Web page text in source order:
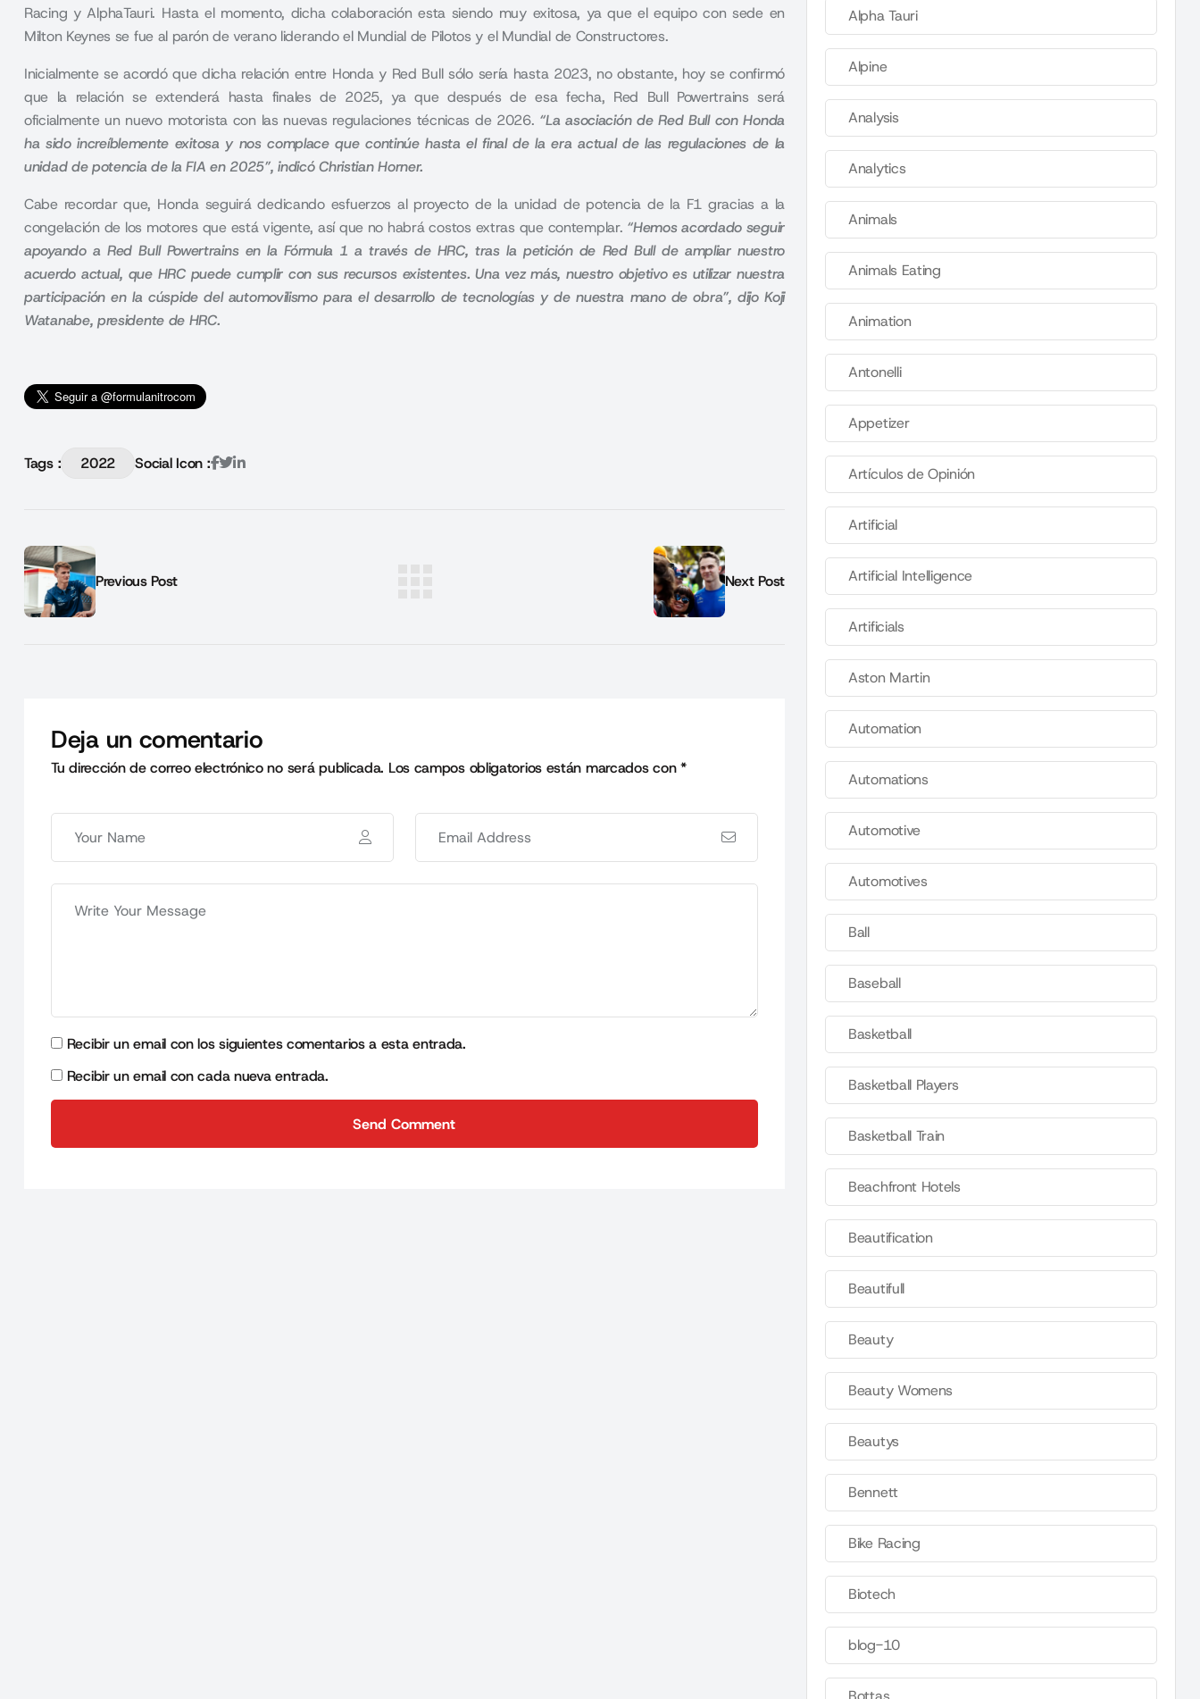
Racing yAlphaTauri. Hasta el momento, dicha colaboración esta siendo muy exitosa, ya que el equipo con sede en
Milton Keynes se fue al parón de verano liderando el Mundial de Pilotos y el Mundial de Constructores.
Inicialmente se acordó que dicha relación entre Honda y Red Bull sólo sería hasta 2023, no obstante, hoy se confirmó
que la relación se extenderá hasta finales de 2025, ya que después de esa fecha, Red Bull Powertrains será
oficialmente un nuevo motorista con las nuevas regulaciones técnicas de 2026. “La asociación de Red Bull con Honda
ha sido increíblemente exitosa y nos complace que continúe hasta el final de la era actual de las regulaciones de la
unidad de potencia de la FIA en 2025”, indicó Christian Horner.
Cabe recordar que, Honda seguirá dedicando esfuerzos al proyecto de la unidad de potencia de la F1 gracias a la
congelación de los motores que está vigente, así que no habrá costos extras que contemplar. “Hemos acordado seguir
apoyando a Red Bull Powertrains en la Fórmula 1 a través de HRC, tras la petición de Red Bull de ampliar nuestro
acuerdo actual, que HRC puede cumplir con sus recursos existentes. Una vez más, nuestro objetivo es utilizar nuestra
participación en la cúspide del automovilismo para el desarrollo de tecnologías y de nuestra mano de obra”, dijo Koji
Watanabe, presidente de HRC.
Tags : 2022 Social Icon :
Previous Post Next Post
Deja un comentario
Tu dirección de correo electrónico no será publicada. Los campos obligatorios están marcados con*
Recibir un email con los siguientes comentarios a esta entrada.
Recibir un email con cada nueva entrada.
Send Comment
Alpha Tauri
Alpine
Analysis
Analytics
Animals
Animals Eating
Animation
Antonelli
Appetizer
Artículos de Opinión
Artificial
Artificial Intelligence
Artificials
Aston Martin
Automation
Automations
Automotive
Automotives
Ball
Baseball
Basketball
Basketball Players
Basketball Train
Beachfront Hotels
Beautification
Beautifull
Beauty
Beauty Womens
Beautys
Bennett
Bike Racing
Biotech
blog-10